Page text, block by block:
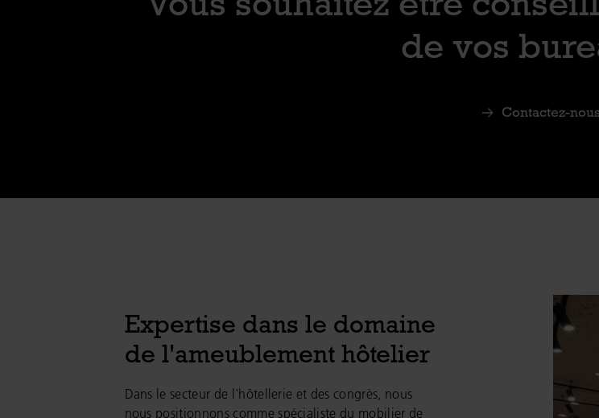
de vos
Contactez-
Expertise dans le domaine
de l'ameublement hôtelier
Dans le secteur de l'hôtellerie et des congrès, nous
nous positionnons comme spécialiste du mobilier de